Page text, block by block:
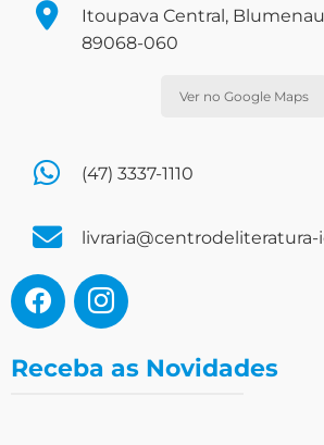
Itoupava Central,
89068-060
Ver no Google Maps
(47) 3337-1110
Receba as Novidades